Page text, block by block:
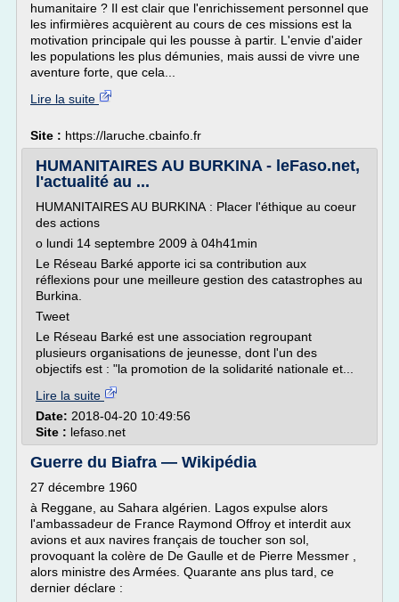
humanitaire ? Il est clair que l'enrichissement personnel que
les infirmières acquièrent au cours de ces missions est la
motivation principale qui les pousse à partir. L'envie d'aider
les populations les plus démunies, mais aussi de vivre une
aventure forte, que cela...
Lire la suite
Site : https://laruche.cbainfo.fr
HUMANITAIRES AU BURKINA - leFaso.net,
l'actualité au ...
HUMANITAIRES AU BURKINA : Placer l'éthique au coeur
des actions
o lundi 14 septembre 2009 à 04h41min
Le Réseau Barké apporte ici sa contribution aux
réflexions pour une meilleure gestion des catastrophes au
Burkina.
Tweet
Le Réseau Barké est une association regroupant
plusieurs organisations de jeunesse, dont l'un des
objectifs est : "la promotion de la solidarité nationale et...
Lire la suite
Date: 2018-04-20 10:49:56
Site : lefaso.net
Guerre du Biafra — Wikipédia
27 décembre 1960
à Reggane, au Sahara algérien. Lagos expulse alors
l'ambassadeur de France Raymond Offroy et interdit aux
avions et aux navires français de toucher son sol,
provoquant la colère de De Gaulle et de Pierre Messmer ,
alors ministre des Armées. Quarante ans plus tard, ce
dernier déclare :